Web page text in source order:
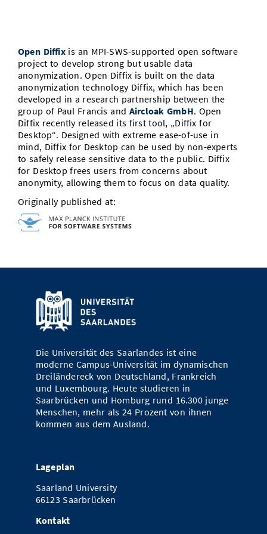
Kontakt
SIC Merchandise
SIC Podcast
AnsprechpartnerInnen, Personen, Forschungsgruppen
Termine, Vorträge und Veranstaltungen
Alumni
Open Diffixis an MPI-SWS-supported open software
project to develop strong but usable data
anonymization. Open Diffix is built on the data
anonymization technology Diffix, which has been
developed in a research partnership between the
group of Paul Francis and Aircloak GmbH. Open
Diffix recently released its first tool, „Diffix for
Desktop“. Designed with extreme ease-of-use in
mind, Diffix for Desktop can be used by non-experts
to safely release sensitive data to the public. Diffix
for Desktop frees users from concerns about
anonymity, allowing them to focus on data quality.
Originally published at:
Die Universität des Saarlandes ist eine
moderne Campus-Universität im dynamischen
Dreiländereck von Deutschland, Frankreich
und Luxembourg. Heute studieren in
Saarbrücken und Homburg rund 16.300 junge
Menschen, mehr als 24 Prozent von ihnen
kommen aus dem Ausland.
Lageplan
Saarland University
66123 Saarbrücken
Kontakt